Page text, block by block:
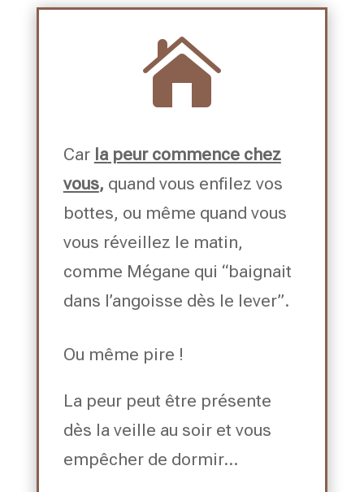

Car lapeur commence chez
vous, quand vous enfilez vos
bottes, ou même quand vous
vous réveillez le matin,
comme Mégane qui “baignait
dans l’angoisse dès le lever”.
Ou même pire !
La peur peut être présente
dès la veille au soir et vous
empêcher de dormir…